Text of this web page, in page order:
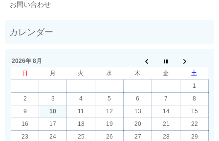
お問い合わせ
2026年 8月
日
月 火 水 木 金
土
1
2
3 4 5 6 7
8
9
10 11 12 13 14
15
16
17 18 19 20 21
22
23
24 25 26 27 28
29